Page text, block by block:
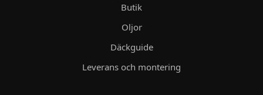
Butik
Oljor
Däckguide
Leverans och montering